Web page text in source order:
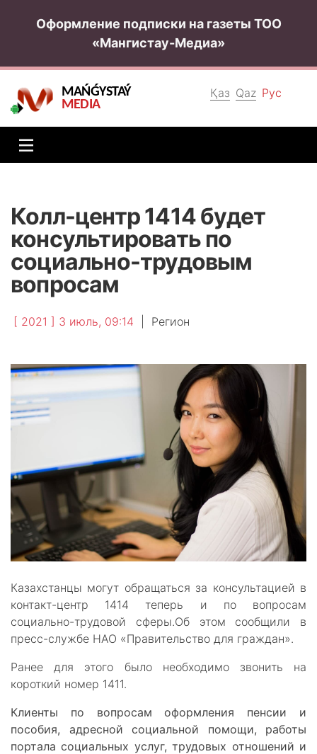
Оформление подписки на газеты ТОО
«Мангистау-Медиа»
Қаз Qaz Рус
MAŃǴYSTAÝ
MEDIA
Колл-центр 1414 будет
консультировать по
социально-трудовым
вопросам
[ 2021 ] 3 июль, 09:14 Регион
Казахстанцы могут обращаться за консультацией в
контакт-центр 1414 теперь и по вопросам
социально-трудовой сферы.Об этом сообщили в
пресс-службе НАО «Правительство для граждан».
Ранее для этого было необходимо звонить на
короткий номер 1411.
Клиенты по вопросам оформления пенсии и
пособия, адресной социальной помощи, работы
портала социальных услуг, трудовых отношений и